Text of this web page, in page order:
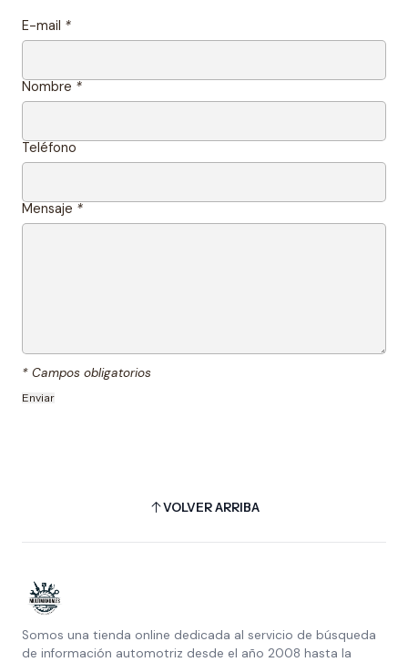
E-mail *
Nombre *
Teléfono
Mensaje *
* Campos obligatorios
VOLVER ARRIBA
Somos una tienda online dedicada al servicio de búsqueda
de información automotriz desde el año 2008 hasta la